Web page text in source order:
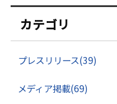
カテゴリ
プレスリリース(39)
メディア掲載(69)